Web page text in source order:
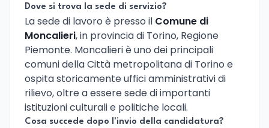
Dove si trova la sede di servizio?
La sede di lavoro è presso il Comune di
Moncalieri, in provincia di Torino, Regione
Piemonte. Moncalieri è uno dei principali
comuni della Città metropolitana di Torino e
ospita storicamente uffici amministrativi di
rilievo, oltre a essere sede di importanti
istituzioni culturali e politiche locali.
Cosa succede dopo l'invio della candidatura?